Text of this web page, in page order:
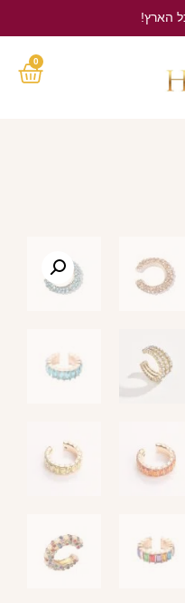
הארץ!
0